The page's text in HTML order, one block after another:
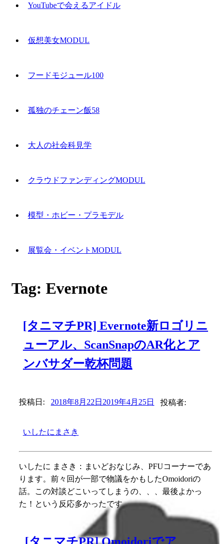
YouTubeで会えるアイドル
仮想美女MODUL
フードモジュール100
孤独のチェーン飯58
大人の社会科見学
クラウドファンディングMODUL
模型・ホビー・プラモデル
展覧会・イベントMODUL
Tag: Evernote
[タニマチPR] Evernote新ロゴリニ
ューアル、ScanSnapのAR化とア
ンバサダー乾杯問題
投稿日: 2018年8月22日 2019年4月25日 投稿者:
いしたにまさき
いしたに まさき：まいどおなじみ、PFUコーナーであ
ります。前々回が一部で物議をかもしたOmoidoriの
話。この対談どこいってしまうの、、、最後よかっ
た！という反応多かったです
[タニマチPR] Omoidoriでア